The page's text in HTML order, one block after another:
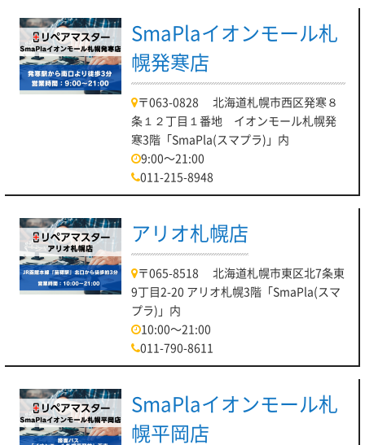
SmaPlaイオンモール札
幌発寒店
〒063-0828 北海道札幌市西区発寒８
条１２丁目１番地 イオンモール札幌発
寒3階「SmaPla(スマプラ)」内
9:00～21:00
011-215-8948
アリオ札幌店
〒065-8518 北海道札幌市東区北7条東
9丁目2-20 アリオ札幌3階「SmaPla(スマ
プラ)」内
10:00～21:00
011-790-8611
SmaPlaイオンモール札
幌平岡店